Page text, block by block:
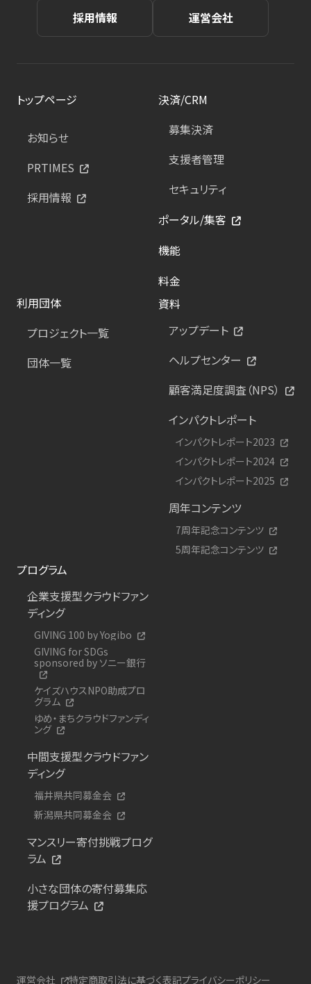
採用情報 運営会社
トップページ
お知らせ
PRTIMES
採用情報
決済/CRM
募集決済
支援者管理
セキュリティ
ポータル/集客
機能
料金
利用団体
プロジェクト一覧
団体一覧
資料
アップデート
ヘルプセンター
顧客満足度調査（NPS）
インパクトレポート
インパクトレポート2023
インパクトレポート2024
インパクトレポート2025
周年コンテンツ
7周年記念コンテンツ
5周年記念コンテンツ
プログラム
企業支援型クラウドファン
ディング
GIVING 100 by Yogibo
GIVING for SDGs
sponsored by ソニー銀行
ケイズハウスNPO助成プロ
グラム
ゆめ・まちクラウドファンディ
ング
中間支援型クラウドファン
ディング
福井県共同募金会
新潟県共同募金会
マンスリー寄付挑戦プログ
ラム
小さな団体の寄付募集応
援プログラム
運営会社 特定商取引法に基づく表記プライバシーポリシー